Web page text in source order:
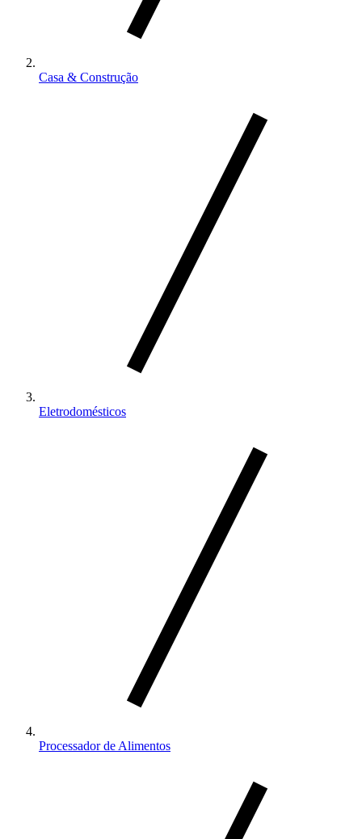
Casa & Construção
Eletrodomésticos
Processador de Alimentos